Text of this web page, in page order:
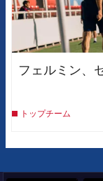
フェルミン、
トップチーム